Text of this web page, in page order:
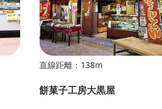
直線距離：138m
餅菓子工房大黒屋